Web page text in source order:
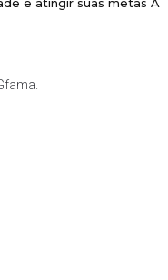
e atingir suas metas A